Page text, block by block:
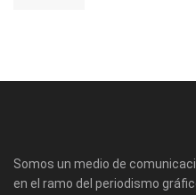
Somos un medio de
en el ramo del periodismo